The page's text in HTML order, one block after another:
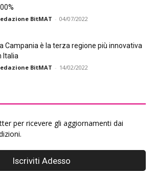
BitMAT - 04/07/2022
Campania è la terza regione più innovativa
Italia
BitMAT - 14/02/2022
per ricevere gli aggiornamenti dai